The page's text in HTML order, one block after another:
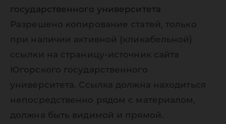
государственного университета
Разрешено копирование статей, только
при наличии активной (кликабельной)
ссылки на страницу-источник сайта
Югорского государственного
университета. Ссылка должна находиться
непосредственно рядом с материалом,
должна быть видимой и прямой.